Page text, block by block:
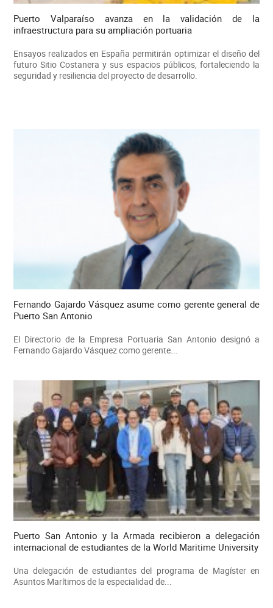
Puerto Valparaíso avanza en la validación de la
infraestructura para su ampliación portuaria
Ensayos realizados en España permitirán optimizar el diseño del
futuro Sitio Costanera y sus espacios públicos, fortaleciendo la
seguridad y resiliencia del proyecto de desarrollo.
Fernando Gajardo Vásquez asume como gerente general de
Puerto San Antonio
El Directorio de la Empresa Portuaria San Antonio designó a
Fernando Gajardo Vásquez como gerente...
Puerto San Antonio y la Armada recibieron a delegación
internacional de estudiantes de la World Maritime University
Una delegación de estudiantes del programa de Magíster en
Asuntos Marítimos de la especialidad de...